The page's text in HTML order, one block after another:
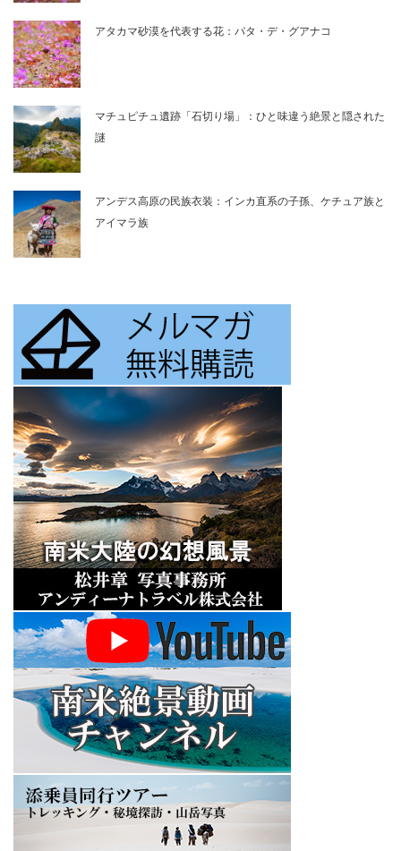
アタカマ砂漠を代表する花：パタ・デ・グアナコ
マチュピチュ遺跡「石切り場」：ひと味違う絶景と隠された
謎
アンデス高原の民族衣装：インカ直系の子孫、ケチュア族と
アイマラ族